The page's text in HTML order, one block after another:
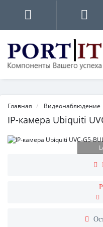
Главная Видеонаблюдение
IP-камера Ubiquiti